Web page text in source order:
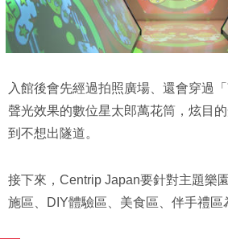
入館後會先經過拍照廣場、還會穿過
聲光效果的數位星太郎萬花筒，炫目
到不想出隧道。
接下來，Centrip Japan要針對主題樂
施區、DIY體驗區、美食區、伴手禮區